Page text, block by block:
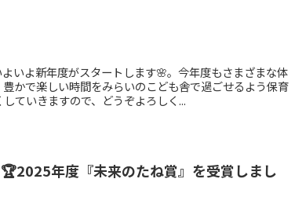
いよ新年度がスタートします🌸。今年度もさまざまな体
かで楽しい時間をみらいのこども舎で過ごせるよう保育
ていきますので、どうぞよろしく...
年度『未来のたね賞』を受賞しまし